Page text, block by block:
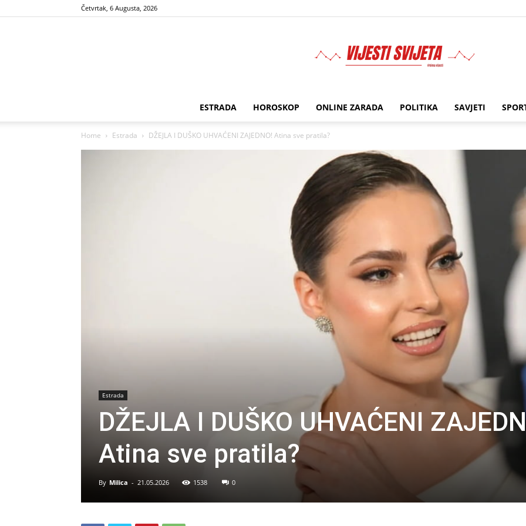
Četvrtak, 6 Augusta, 2026
ESTRADA HOROSKOP ONLINE ZARADA POLITIKA SAVJETI
Home Estrada DŽEJLA I DUŠKO UHVAĆENI ZAJEDNO! Atina sve pratila?
Estrada
DŽEJLA I DUŠKO UHVAĆENI
Atina sve pratila?
By Milica - 21.05.2026 1538 0